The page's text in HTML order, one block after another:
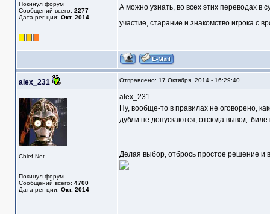
Покинул форум
Сообщений всего: 2277
Дата рег-ции: Окт. 2014
А можно узнать, во всех этих переводах в
участие, старание и знакомство игрока с
alex_231 Отправлено: 17 Октября, 2014 - 16:29:40
Chief-Net
Покинул форум
Сообщений всего: 4700
Дата рег-ции: Окт. 2014
alex_231
Ну, вообще-то в правилах не оговорено,
дубли не допускаются, отсюда вывод:
-----
Делая выбор, отбрось простое решение и